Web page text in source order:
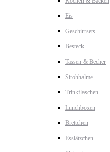
Eis
Geschirrsets
Besteck
Tassen & Becher
Strohhalme
Trinkflaschen
Lunchboxen
Brettchen
Esslätzchen